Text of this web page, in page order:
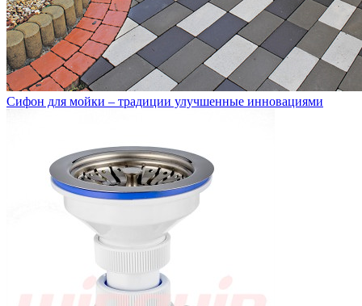
Сифон для мойки – традиции улучшенные инновациями